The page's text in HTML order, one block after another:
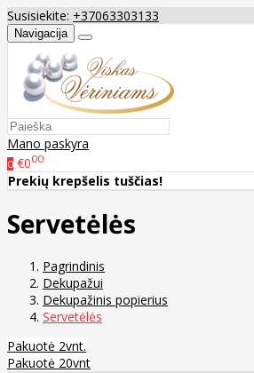
Susisiekite: +37063303133
Navigacija
Mano paskyra
0 €000
Prekių krepšelis tuščias!
Servetėlės
Pagrindinis
Dekupažui
Dekupažinis popierius
Servetėlės
Pakuotė 2vnt.
Pakuotė 20vnt